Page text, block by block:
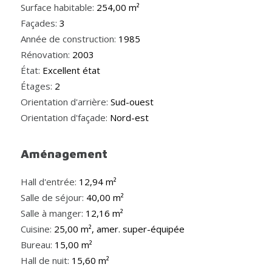
Surface habitable: 254,00 m²
Façades: 3
Année de construction: 1985
Rénovation: 2003
État: Excellent état
Étages: 2
Orientation d'arrière: Sud-ouest
Orientation d'façade: Nord-est
Aménagement
Hall d'entrée: 12,94 m²
Salle de séjour: 40,00 m²
Salle à manger: 12,16 m²
Cuisine: 25,00 m², amer. super-équipée
Bureau: 15,00 m²
Hall de nuit: 15,60 m²